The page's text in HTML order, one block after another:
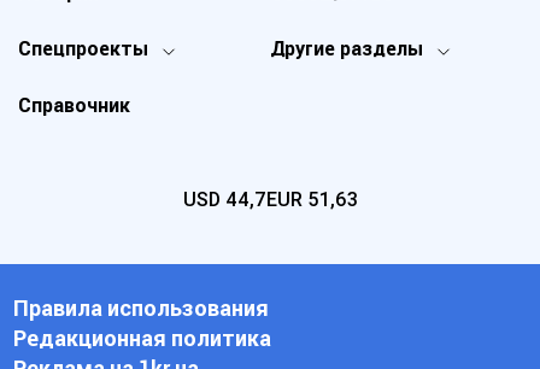
Спецпроекты Другие разделы
Справочник
USD 44,7EUR 51,63
Правила использования
Редакционная политика